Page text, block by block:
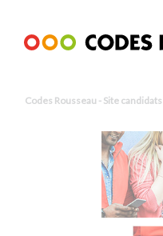
Codes Rousseau - Site candidats